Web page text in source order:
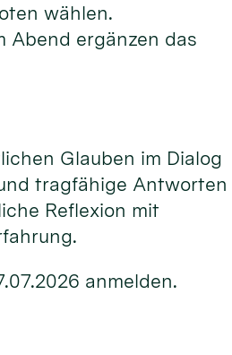
wählen.
Abend ergänzen das
Glauben im Dialog
tragfähige Antworten
Reflexion mit
anmelden.